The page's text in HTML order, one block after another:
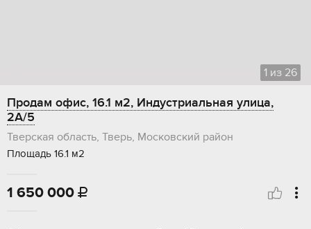
1 из 26
Продам офис, 16.1 м2, Индустриальная улица,
2А/5
Тверская область, Тверь, Московский район
Площадь 16.1 м2
1 650 000 